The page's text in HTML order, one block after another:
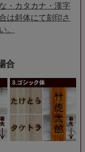
・カタカナ・漢字
は斜体にて刻印さ
。
合